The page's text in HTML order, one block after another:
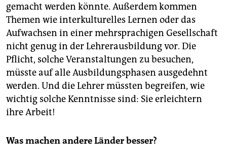
gemacht werden könnte. Außerdem kommen
Themen wie interkulturelles Lernen oder das
Aufwachsen in einer mehrsprachigen Gesellschaft
nicht genug in der Lehrerausbildung vor. Die
Pflicht, solche Veranstaltungen zu besuchen,
müsste auf alle Ausbildungsphasen ausgedehnt
werden. Und die Lehrer müssten begreifen, wie
wichtig solche Kenntnisse sind: Sie erleichtern
ihre Arbeit!
Was machen andere Länder besser?